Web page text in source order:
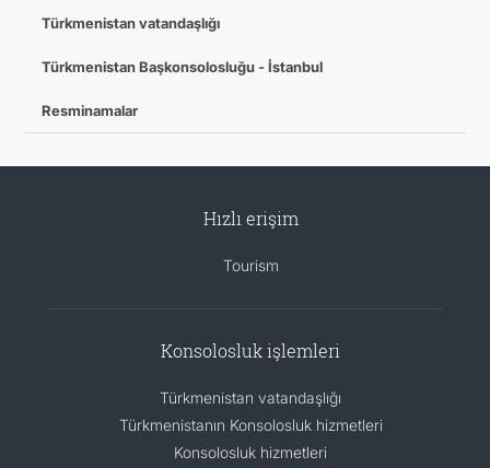
Türkmenistan vatandaşlığı
Türkmenistan Başkonsolosluğu - İstanbul
Resminamalar
Hızlı erişim
Tourism
Konsolosluk işlemleri
Türkmenistan vatandaşlığı
Türkmenistanın Konsolosluk hizmetleri
Konsolosluk hizmetleri